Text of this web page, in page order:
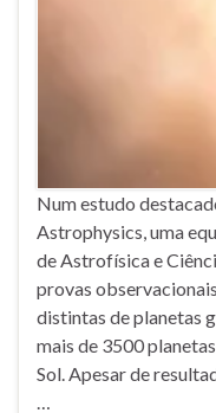
Num estudo
Astrophysics, uma
de Astrofísica e
provas
distintas de planetas
mais de 3500
Sol. Apesar de
…